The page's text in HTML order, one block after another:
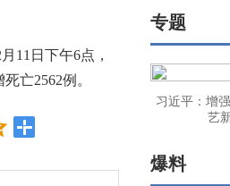
11日下午6点，
亡2562例。
专题
习近平：增
艺
爆料